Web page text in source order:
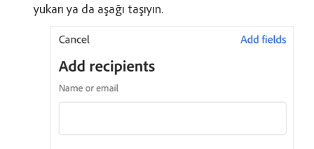
yukarı ya da aşağı taşıyın.